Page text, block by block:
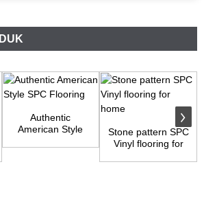
Authentic
American Style
Stone pattern SPC
Vinyl flooring for